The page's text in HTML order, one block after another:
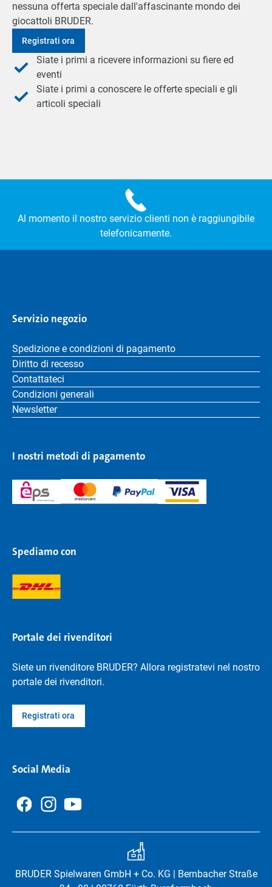
nessuna offerta speciale dall'affascinante mondo dei
giocattoli BRUDER.
Registrati ora
Siate i primi a ricevere informazioni su fiere ed
eventi
Siate i primi a conoscere le offerte speciali e gli
articoli speciali
Al momento il nostro servizio clienti non è raggiungibile
telefonicamente.
Servizio negozio
Spedizione e condizioni di pagamento
Diritto di recesso
Contattateci
Condizioni generali
Newsletter
I nostri metodi di pagamento
Spediamo con
Portale dei rivenditori
Siete un rivenditore BRUDER? Allora registratevi nel nostro
portale dei rivenditori.
Registrati ora
Social Media
BRUDER Spielwaren GmbH + Co. KG | Bernbacher Straße